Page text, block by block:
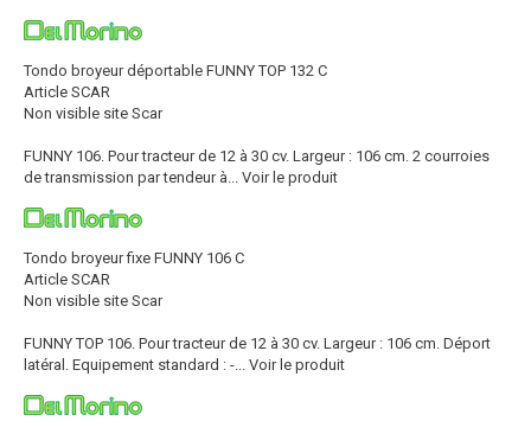
Tondo broyeur déportable FUNNY TOP 132 C
Article SCAR
Non visible site Scar
FUNNY 106. Pour tracteur de 12 à 30 cv. Largeur : 106 cm. 2 courroies
de transmission par tendeur à...
Voir le produit
Tondo broyeur fixe FUNNY 106 C
Article SCAR
Non visible site Scar
FUNNY TOP 106. Pour tracteur de 12 à 30 cv. Largeur : 106 cm. Déport
latéral. Equipement standard : -...
Voir le produit